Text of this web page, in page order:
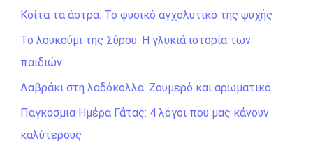
τ
η
σ
η
γ
ι
Κοίτα τα άστρα: Το φυσικό αγχολυτικό της ψυχής
Το λουκούμι της Σύρου: Η γλυκιά ιστορία των
παιδιών
Λαβράκι στη λαδόκολλα: Ζουμερό και αρωματικό
Παγκόσμια Ημέρα Γάτας: 4 λόγοι που μας κάνουν
καλύτερους